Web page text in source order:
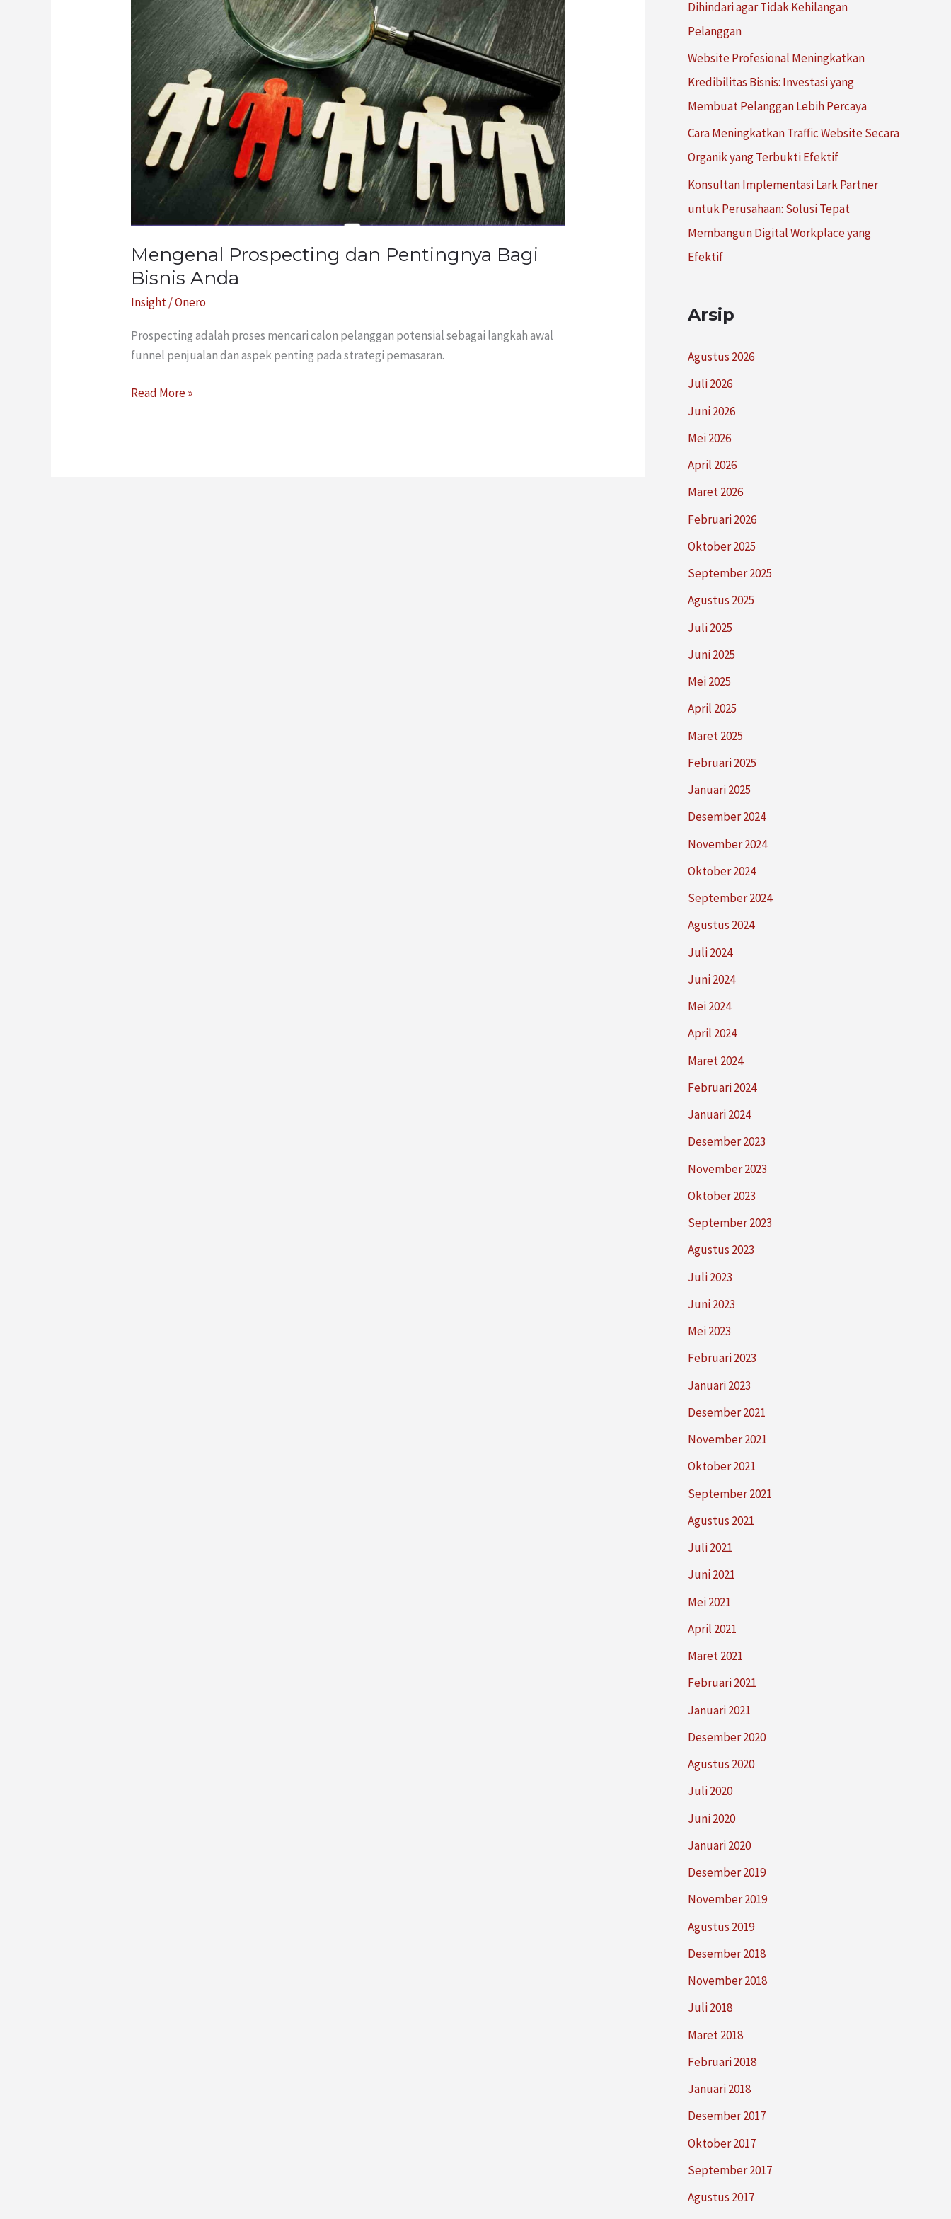
Mengenal Prospecting dan Pentingnya Bagi
Bisnis Anda
Insight/Onero
Prospecting adalah proses mencari calon pelanggan potensial sebagai langkah awal
funnel penjualan dan aspek penting pada strategi pemasaran.
Pentingnya
Bagi
Bisnis
Anda
Read More »
Dihindari agar Tidak Kehilangan
Pelanggan
Website Profesional Meningkatkan
Kredibilitas Bisnis: Investasi yang
Membuat Pelanggan Lebih Percaya
Cara Meningkatkan Traffic Website Secara
Organik yang Terbukti Efektif
Konsultan Implementasi Lark Partner
untuk Perusahaan: Solusi Tepat
Membangun Digital Workplace yang
Efektif
Arsip
Agustus 2026
Juli 2026
Juni 2026
Mei 2026
April 2026
Maret 2026
Februari 2026
Oktober 2025
September 2025
Agustus 2025
Juli 2025
Juni 2025
Mei 2025
April 2025
Maret 2025
Februari 2025
Januari 2025
Desember 2024
November 2024
Oktober 2024
September 2024
Agustus 2024
Juli 2024
Juni 2024
Mei 2024
April 2024
Maret 2024
Februari 2024
Januari 2024
Desember 2023
November 2023
Oktober 2023
September 2023
Agustus 2023
Juli 2023
Juni 2023
Mei 2023
Februari 2023
Januari 2023
Desember 2021
November 2021
Oktober 2021
September 2021
Agustus 2021
Juli 2021
Juni 2021
Mei 2021
April 2021
Maret 2021
Februari 2021
Januari 2021
Desember 2020
Agustus 2020
Juli 2020
Juni 2020
Januari 2020
Desember 2019
November 2019
Agustus 2019
Desember 2018
November 2018
Juli 2018
Maret 2018
Februari 2018
Januari 2018
Desember 2017
Oktober 2017
September 2017
Agustus 2017